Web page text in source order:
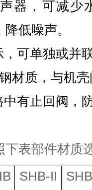
器，可减少
低噪声。
可单独或并
材质，与机
有止回阀，
下表部件材质
SHB-II